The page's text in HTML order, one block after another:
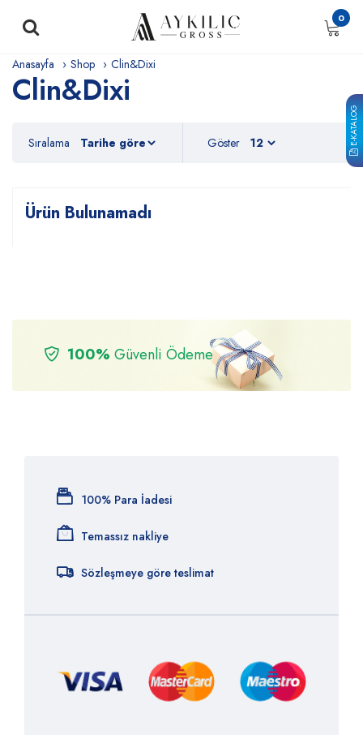
E-KATALOG
0
Anasayfa Shop Clin&Dixi
Clin&Dixi
Sıralama Göster
Ürün Bulunamadı
100% Güvenli Ödeme
100% Para İadesi
Temassız nakliye
Sözleşmeye göre teslimat